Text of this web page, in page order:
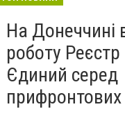
столиці. 15
В Росії
черговий WB
На Донеччині
роботу Реєстр
Єдиний серед